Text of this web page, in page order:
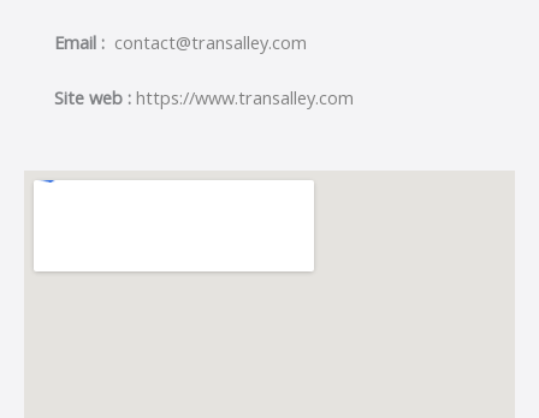
Email : contact@transalley.com
Site web : https://www.transalley.com